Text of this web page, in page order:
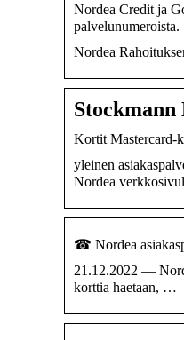
Nordea Credit ja
palvelunumeroista.
Nordea
Kortit Mastercard-
yleinen
Nordea
☎ Nordea
21.12.2022 —
korttia haetaan, …